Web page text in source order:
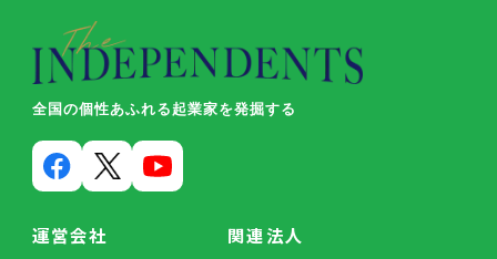
全国の個性あふれる起業家を発掘する
運営会社 関連法人